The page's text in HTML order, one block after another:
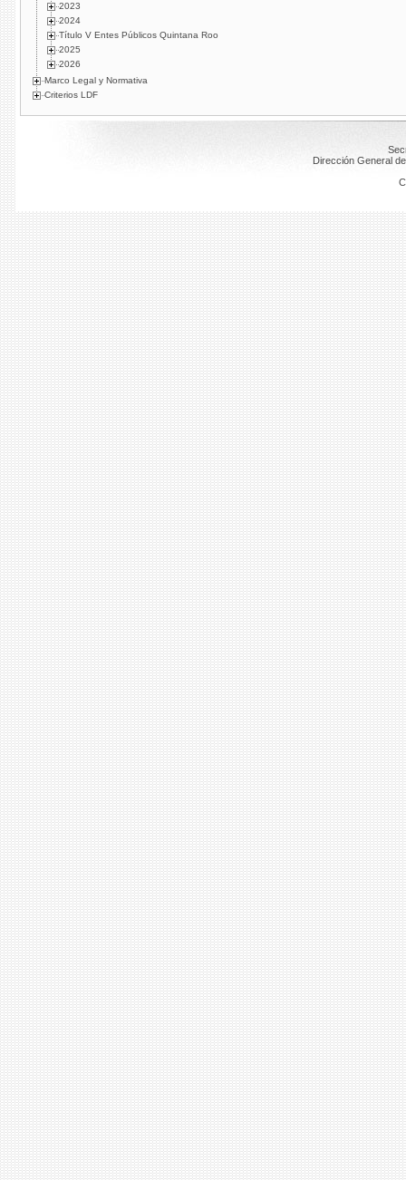
2023
2024
Título V Entes Públicos Quintana Roo
2025
2026
Marco Legal y Normativa
Criterios LDF
Dirección General